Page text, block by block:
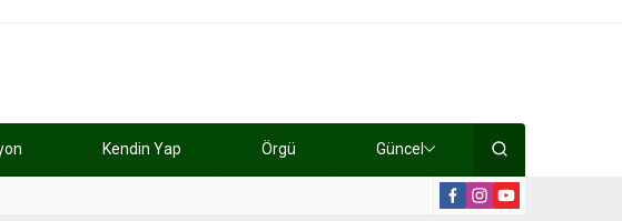
Kendin Yap Örgü Güncel